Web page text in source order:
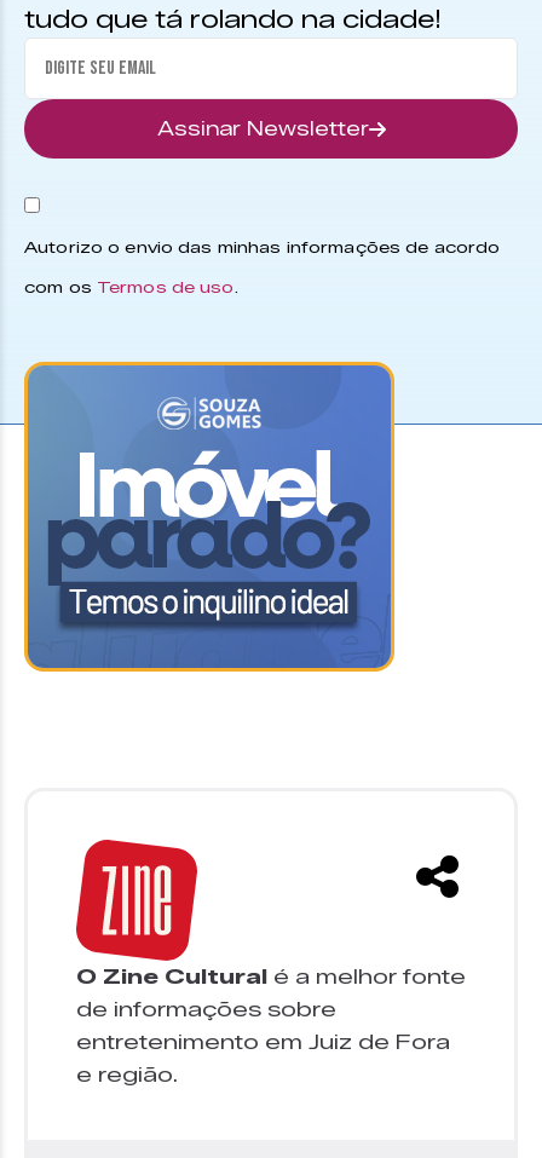
tudo que tá rolando na cidade!
Assinar Newsletter
Autorizo o envio das minhas informações de acordo
com os Termos de uso.
O Zine Cultural é a melhor fonte
de informações sobre
entretenimento em Juiz de Fora
e região.